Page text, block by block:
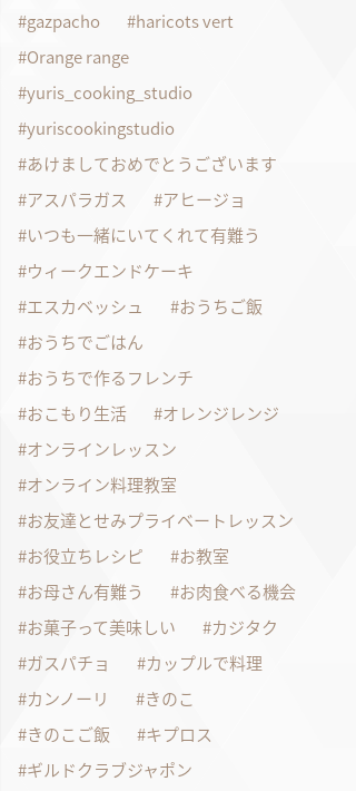
gazpacho
haricots vert
Orange range
yuris_cooking_studio
yuriscookingstudio
あけましておめでとうございます
アスパラガス
アヒージョ
いつも一緒にいてくれて有難う
ウィークエンドケーキ
エスカベッシュ
おうちご飯
おうちでごはん
おうちで作るフレンチ
おこもり生活
オレンジレンジ
オンラインレッスン
オンライン料理教室
お友達とせみプライベートレッスン
お役立ちレシピ
お教室
お母さん有難う
お肉食べる機会
お菓子って美味しい
カジタク
ガスパチョ
カップルで料理
カンノーリ
きのこ
きのこご飯
キプロス
ギルドクラブジャポン